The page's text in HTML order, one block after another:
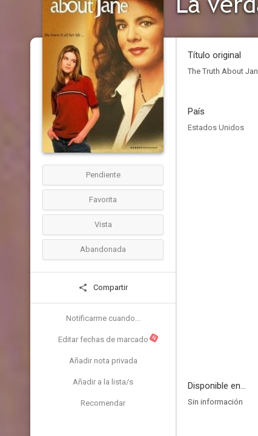
Pendiente
Favorita
Vista
Abandonada
Compartir
Notificarme cuando...
Editar fechas de marcado N
Añadir nota privada
Añadir a la lista/s
Recomendar
Título original
The Truth About
País
Estados Unidos
Disponible en...
Sin información